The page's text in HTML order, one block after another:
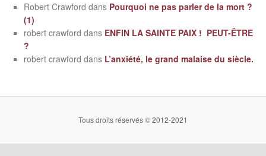
Robert Crawford dans Pourquoi ne pas parler de la mort ?
(1)
robert crawford dans ENFIN LA SAINTE PAIX ! PEUT-ÊTRE
?
robert crawford dans L’anxiété, le grand malaise du siècle.
Tous droits réservés © 2012-2021